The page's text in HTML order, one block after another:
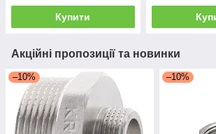
Купити
Акційні пропозиції та новинки
–10% –10%